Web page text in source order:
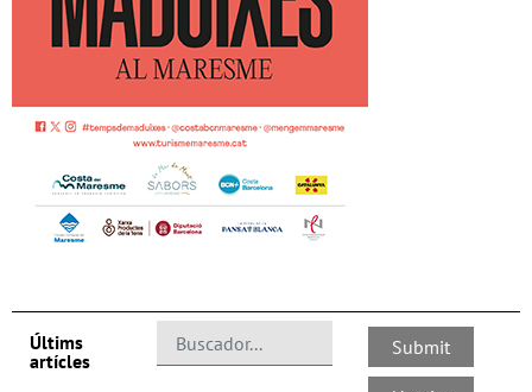
Últims
artícles